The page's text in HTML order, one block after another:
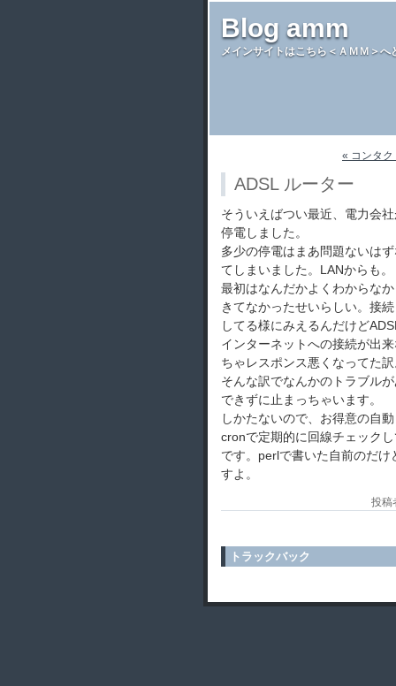
Blog amm
メインサイトはこちら＜ＡＭＭ＞へ
« コンタク
ADSL ルーター
そういえばつい最近、電力会
停電しました。
多少の停電はまあ問題ないは
てしまいました。LANからも。
最初はなんだかよくわからな
きてなかったせいらしい。接
してる様にみえるんだけど
インターネットへの接続が出
ちゃレスポンス悪くなってた
そんな訳でなんかのトラブル
できずに止まっちゃいます。
しかたないので、お得意の自
cronで定期的に回線チェック
です。perlで書いた自前のだ
すよ。
投稿
トラックバック